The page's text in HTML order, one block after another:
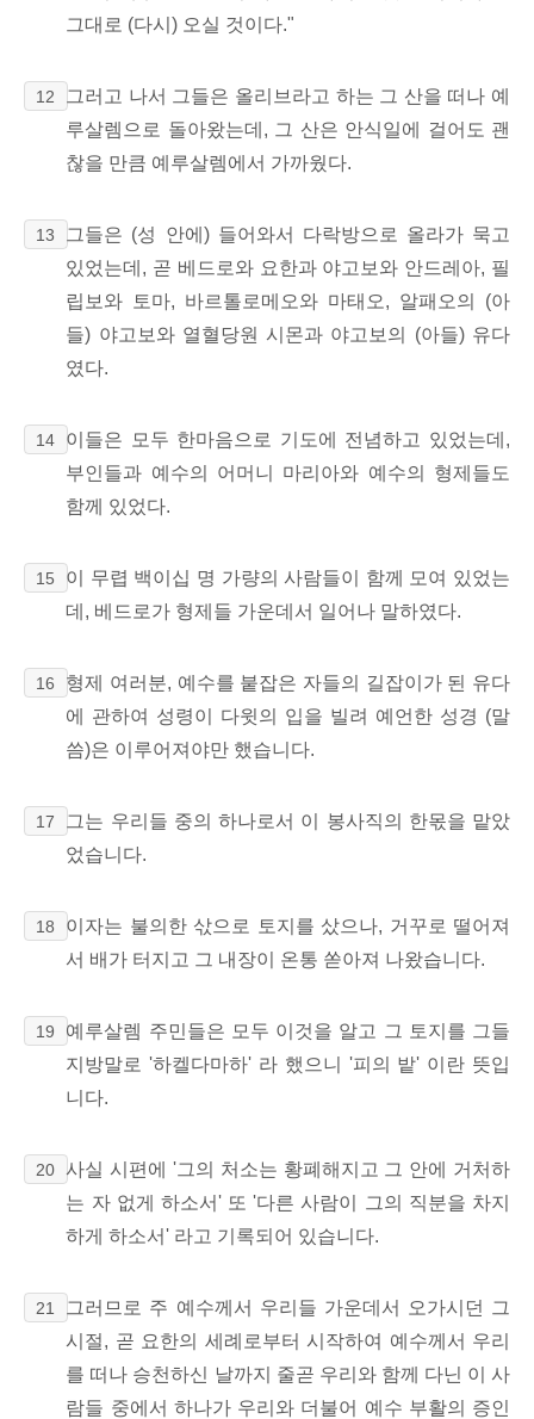
그대로 (다시) 오실 것이다."
12
그러고 나서 그들은 올리브라고 하는 그 산을 떠나 예
루살렘으로 돌아왔는데, 그 산은 안식일에 걸어도 괜
찮을 만큼 예루살렘에서 가까웠다.
13
그들은 (성 안에) 들어와서 다락방으로 올라가 묵고
있었는데, 곧 베드로와 요한과 야고보와 안드레아, 필
립보와 토마, 바르톨로메오와 마태오, 알패오의 (아
들) 야고보와 열혈당원 시몬과 야고보의 (아들) 유다
였다.
14
이들은 모두 한마음으로 기도에 전념하고 있었는데,
부인들과 예수의 어머니 마리아와 예수의 형제들도
함께 있었다.
15
이 무렵 백이십 명 가량의 사람들이 함께 모여 있었는
데, 베드로가 형제들 가운데서 일어나 말하였다.
16
형제 여러분, 예수를 붙잡은 자들의 길잡이가 된 유다
에 관하여 성령이 다윗의 입을 빌려 예언한 성경 (말
씀)은 이루어져야만 했습니다.
17
그는 우리들 중의 하나로서 이 봉사직의 한몫을 맡았
었습니다.
18
이자는 불의한 삯으로 토지를 샀으나, 거꾸로 떨어져
서 배가 터지고 그 내장이 온통 쏟아져 나왔습니다.
19
예루살렘 주민들은 모두 이것을 알고 그 토지를 그들
지방말로 '하켈다마하' 라 했으니 '피의 밭' 이란 뜻입
니다.
20
사실 시편에 '그의 처소는 황폐해지고 그 안에 거처하
는 자 없게 하소서' 또 '다른 사람이 그의 직분을 차지
하게 하소서' 라고 기록되어 있습니다.
21
그러므로 주 예수께서 우리들 가운데서 오가시던 그
시절, 곧 요한의 세례로부터 시작하여 예수께서 우리
를 떠나 승천하신 날까지 줄곧 우리와 함께 다닌 이 사
람들 중에서 하나가 우리와 더불어 예수 부활의 증인